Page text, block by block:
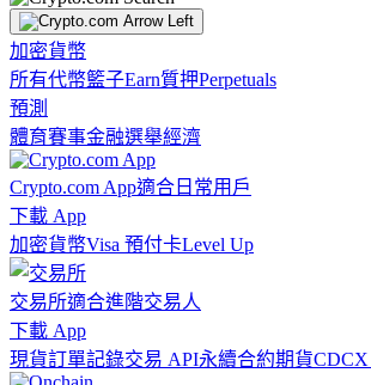
加密貨幣
所有代幣籃子Earn質押Perpetuals
預測
體育賽事金融選舉經濟
Crypto.com App適合日常用戶
下載 App
加密貨幣Visa 預付卡Level Up
交易所適合進階交易人
下載 App
現貨訂單記錄交易 API永續合約期貨